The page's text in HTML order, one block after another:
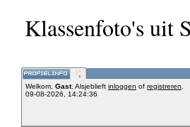
Klassenfoto's uit
Welkom, Gast. Alsjeblieft inloggen of registreren
09-08-2026, 14:24:36